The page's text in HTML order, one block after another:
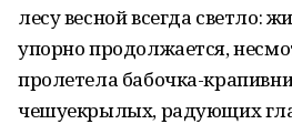
лесу весной всегда светло:
упорно продолжается,
пролетела бабочка-
чешуекрылых, радующих